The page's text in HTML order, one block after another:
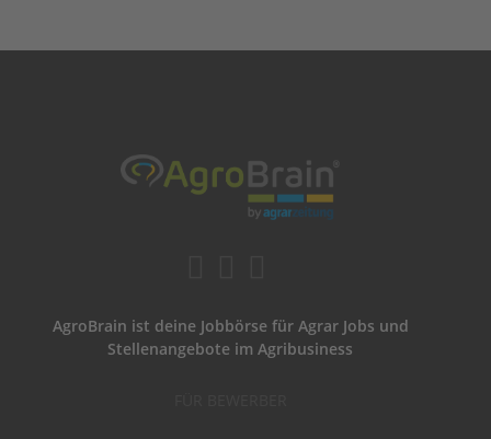
AgroBrain ist deine Jobbörse für Agrar Jobs und
Stellenangebote im Agribusiness